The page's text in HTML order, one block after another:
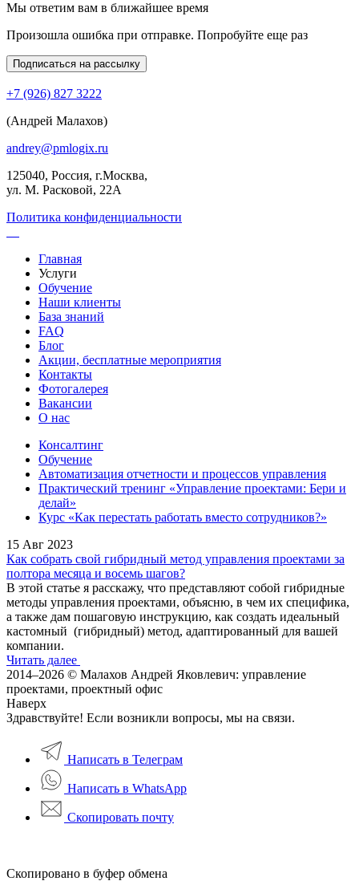
Мы ответим вам в ближайшее время
Произошла ошибка при отправке. Попробуйте еще раз
Подписаться на рассылку
+7 (926) 827 3222
(Андрей Малахов)
andrey@pmlogix.ru
125040, Россия, г.Москва,
ул. М. Расковой, 22А
Политика конфиденциальности
Главная
Услуги
Обучение
Наши клиенты
База знаний
FAQ
Блог
Акции, бесплатные мероприятия
Контакты
Фотогалерея
Вакансии
О нас
Консалтинг
Обучение
Автоматизация отчетности и процессов управления
Практический тренинг «Управление проектами: Бери и
делай»
Курс «Как перестать работать вместо сотрудников?»
15 Авг 2023
Как собрать свой гибридный метод управления проектами за
полтора месяца и восемь шагов?
В этой статье я расскажу, что представляют собой гибридные
методы управления проектами, объясню, в чем их специфика,
а также дам пошаговую инструкцию, как создать идеальный
кастомный (гибридный) метод, адаптированный для вашей
компании.
Читать далее
2014–2026 © Малахов Андрей Яковлевич: управление
проектами, проектный офис
Наверх
Здравствуйте! Если возникли вопросы, мы на связи.
Написать в Телеграм
Написать в WhatsApp
Скопировать почту
Скопировано в буфер обмена